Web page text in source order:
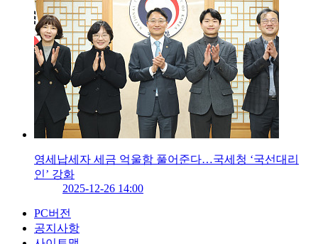
영세납세자 세금 억울함 풀어준다…국세청 ‘국선대리
인’ 강화
2025-12-26 14:00
PC버전
공지사항